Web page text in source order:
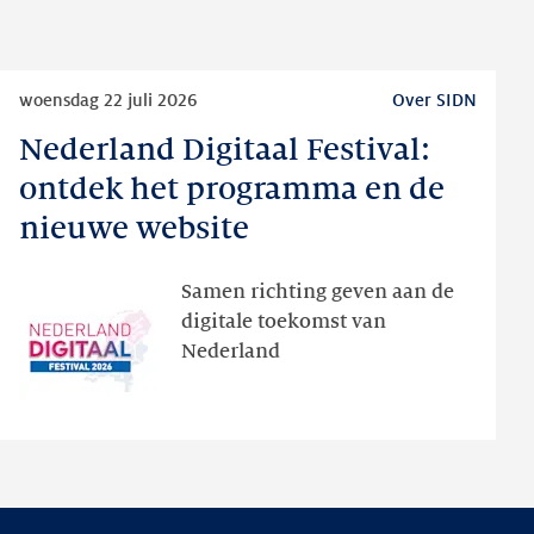
Nederland Digitaal Festival:
ontdek het programma en de
nieuwe website
woensdag 22 juli 2026 Over SIDN
Samen richting geven aan de
digitale toekomst van
Nederland
Nederland
Festival:
ontdek